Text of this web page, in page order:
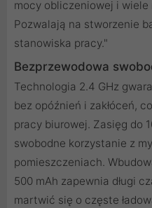
mocy obliczeniowej i
Pozwalają na stworzenie
stanowiska pracy."
Bezprzewodowa
Technologia 2.4 GHz
bez opóźnień i zakłóceń,
pracy biurowej. Zasięg do
swobodne korzystanie z
pomieszczeniach.
500 mAh zapewnia długi
martwić się o częste